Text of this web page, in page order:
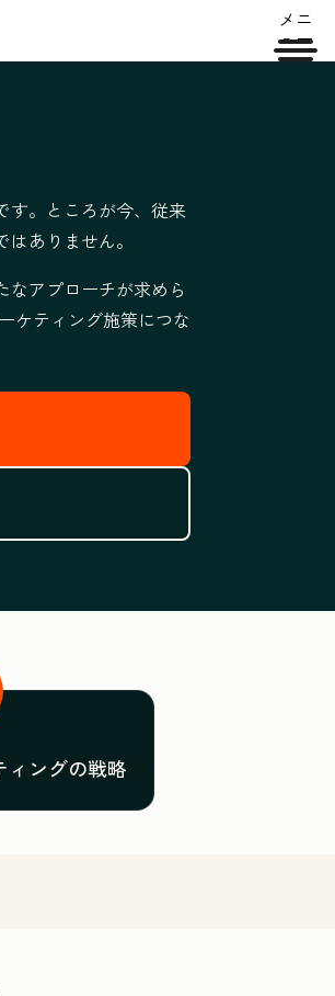
メニ
ュー
す。ところが今、従来
ありません。
アプローチが求めら
ケティング施策につな
ィングの戦略